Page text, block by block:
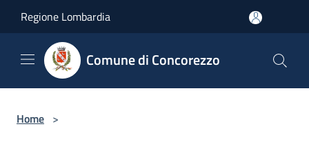
Regione Lombardia
Comune di Concorezzo
Home >